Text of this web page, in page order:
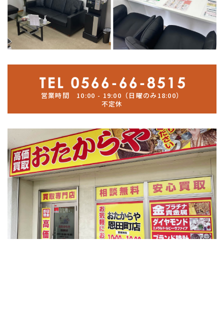
営業時間 10:00 - 19:00（日曜のみ18:00）
不定休